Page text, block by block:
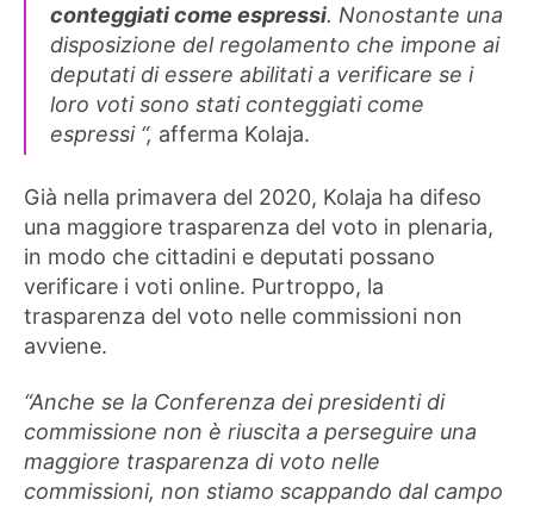
conteggiati come espressi. Nonostante una
disposizione del regolamento che impone ai
deputati di essere abilitati a verificare se i
loro voti sono stati conteggiati come
espressi “, afferma Kolaja.
Già nella primavera del 2020, Kolaja ha difeso
una maggiore trasparenza del voto in plenaria,
in modo che cittadini e deputati possano
verificare i voti online. Purtroppo, la
trasparenza del voto nelle commissioni non
avviene.
“Anche se la Conferenza dei presidenti di
commissione non è riuscita a perseguire una
maggiore trasparenza di voto nelle
commissioni, non stiamo scappando dal campo